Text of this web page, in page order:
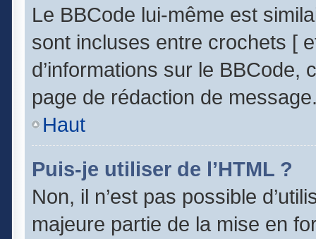
Le BBCode lui-même est
sont incluses entre crochets [
d’informations sur le BBCode,
page de rédaction de
Haut
Puis-je utiliser de l’HTML ?
Non, il n’est pas possible
majeure partie de la mise en